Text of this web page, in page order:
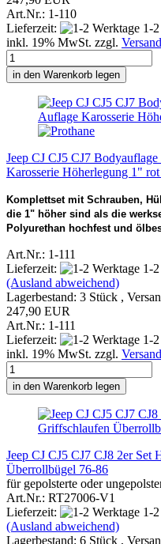
Art.Nr.: 1-110
Lieferzeit:
1-
inkl. 19% MwSt. zzgl. Versand
in den Warenkorb legen
Jeep CJ CJ5 CJ7
Karosserie Höherlegung 1"
Komplettset mit Schrauben,
die 1" höher sind als die
Polyurethan hochfest und
Art.Nr.: 1-111
Lieferzeit:
1-
(Ausland abweichend)
Lagerbestand: 3 Stück ,
247,90 EUR
Art.Nr.: 1-111
Lieferzeit:
1-
inkl. 19% MwSt. zzgl. Versand
in den Warenkorb legen
Jeep CJ CJ5 CJ7 CJ8 2er
Überrollbügel 76-86
für gepolsterte oder
Art.Nr.: RT27006-V1
Lieferzeit:
1-
(Ausland abweichend)
Lagerbestand: 6 Stück ,